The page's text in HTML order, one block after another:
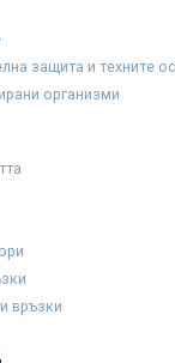
защита и техните
организми
връзки